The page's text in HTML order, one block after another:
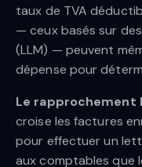
taux de TVA
— ceux basés sur
(LLM) — peuvent
dépense pour
Le rapprochement
croise les factures
pour effectuer un
aux comptables que